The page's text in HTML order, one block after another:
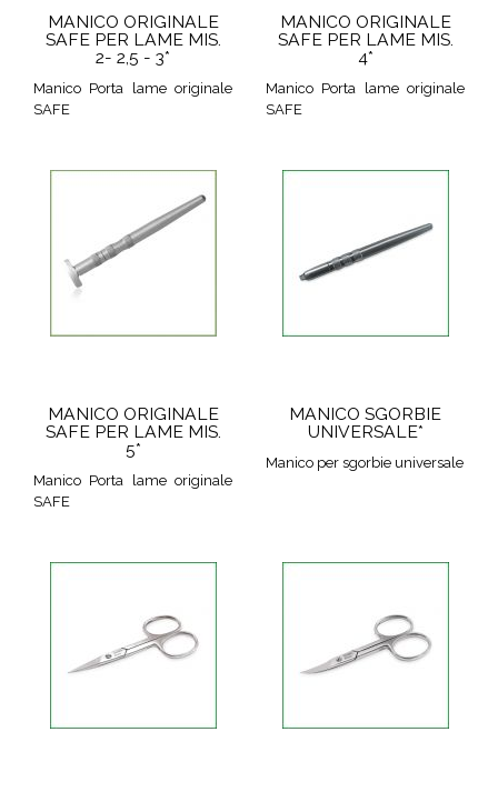
MANICO ORIGINALE
SAFE PER LAME MIS.
2- 2,5 - 3*
Manico Porta lame originale
SAFE
MANICO ORIGINALE
SAFE PER LAME MIS.
4*
Manico Porta lame originale
SAFE
MANICO ORIGINALE
SAFE PER LAME MIS.
5*
Manico Porta lame originale
SAFE
MANICO SGORBIE
UNIVERSALE*
Manico per sgorbie universale